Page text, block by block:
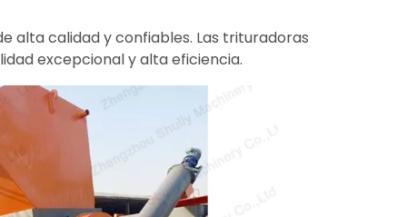
alta calidad y confiables. Las trituradoras
excepcional y alta eficiencia.